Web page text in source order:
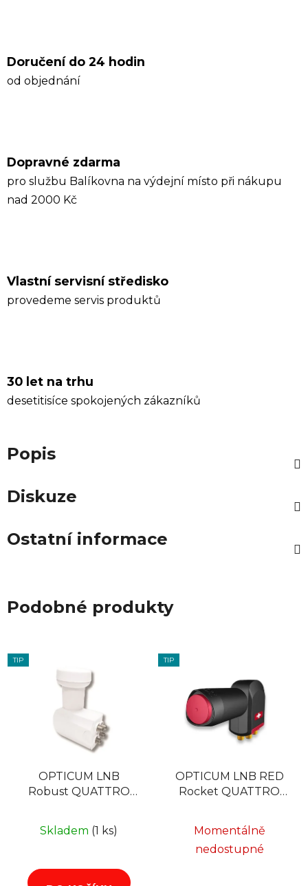
Doručení do 24 hodin
od objednání
Dopravné zdarma
pro službu Balíkovna na výdejní místo při nákupu
nad 2000 Kč
Vlastní servisní středisko
provedeme servis produktů
30 let na trhu
desetitisíce spokojených zákazníků
Popis
Diskuze
Ostatní informace
Podobné produkty
TIP
OPTICUM LNB
Robust QUATTRO
Skladem (1 ks)
TIP
OPTICUM LNB RED
Rocket QUATTRO
Momentálně
nedostupné